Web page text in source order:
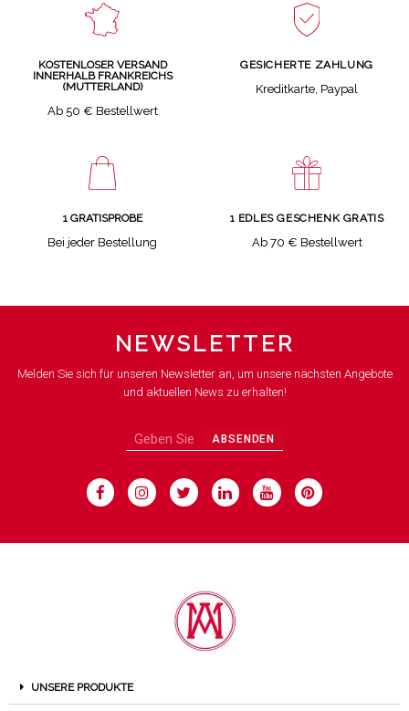
KOSTENLOSER VERSAND
INNERHALB FRANKREICHS
(MUTTERLAND)
Ab 50 € Bestellwert
GESICHERTE ZAHLUNG
Kreditkarte, Paypal
1 GRATISPROBE
Bei jeder Bestellung
1 EDLES GESCHENK GRATIS
Ab 70 € Bestellwert
NEWSLETTER
Melden Sie sich für unseren Newsletter an, um unsere nächsten Angebote
und aktuellen News zu erhalten!
ABSENDEN
UNSERE PRODUKTE